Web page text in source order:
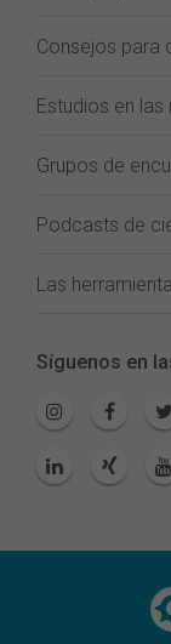
Consejos para
Estudios en
Grupos de
Podcasts de
Las
Síguenos en